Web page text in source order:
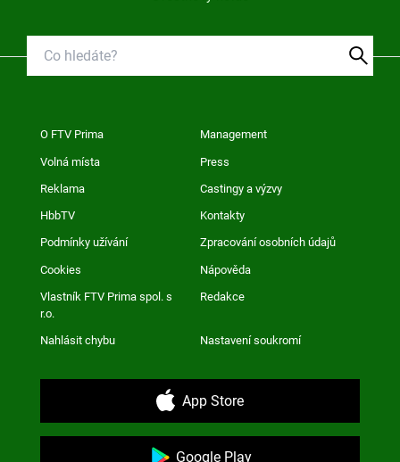
O FTV Prima Management
Volná místa Press
Reklama Castingy a výzvy
HbbTV Kontakty
Podmínky užívání Zpracování osobních údajů
Cookies Nápověda
Vlastník FTV Prima spol. s
r.o.
Redakce
Nahlásit chybu Nastavení soukromí
App Store
Google Play